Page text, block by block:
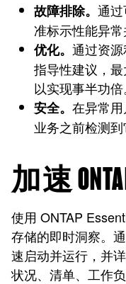
故障排除。 通
准标示性能异常
优化。 通过资
指导性建议，
以实现事半功倍
安全。 在异常
业务之前检测到
加速
使用 ONTAP
存储的即时洞察。
速启动并运行，并
状况、清单、工作